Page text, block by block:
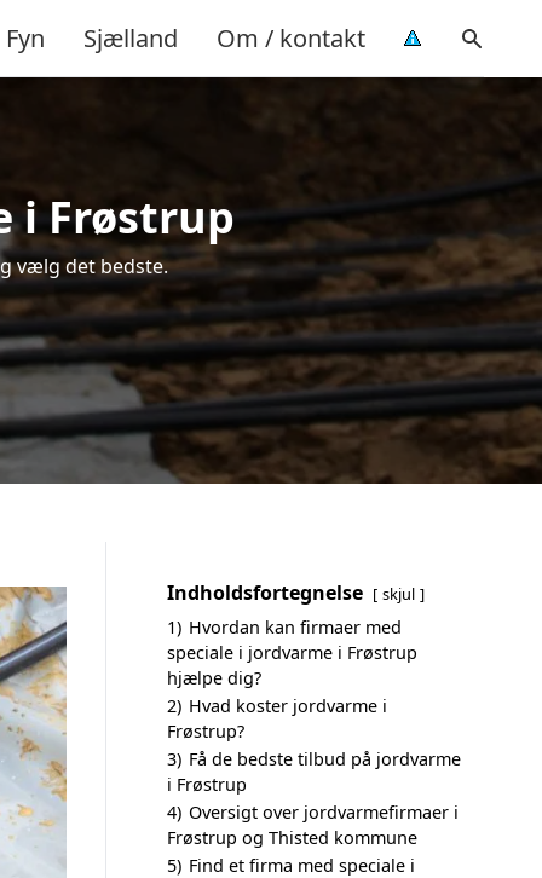
Fyn Sjælland Om / kontakt
i Frøstrup
vælg det bedste.
Indholdsfortegnelse skjul
1) Hvordan kan firmaer med
speciale i jordvarme i Frøstrup
hjælpe dig?
2) Hvad koster jordvarme i
Frøstrup?
3) Få de bedste tilbud på jordvarme
i Frøstrup
4) Oversigt over jordvarmefirmaer i
Frøstrup og Thisted kommune
5) Find et firma med speciale i